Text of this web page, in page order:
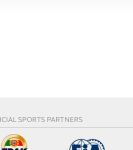
serão realizadas apenas com o
dos serviços a prestar.